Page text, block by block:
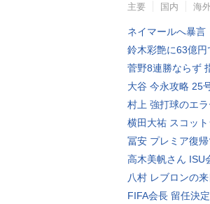
主要 国内 海
ネイマールへ暴言
鈴木彩艶に63億
菅野8連勝ならず
大谷 今永攻略 25
村上 強打球のエ
横田大祐 スコッ
冨安 プレミア復
高木美帆さん ISU
八村 レブロンの
FIFA会長 留任決